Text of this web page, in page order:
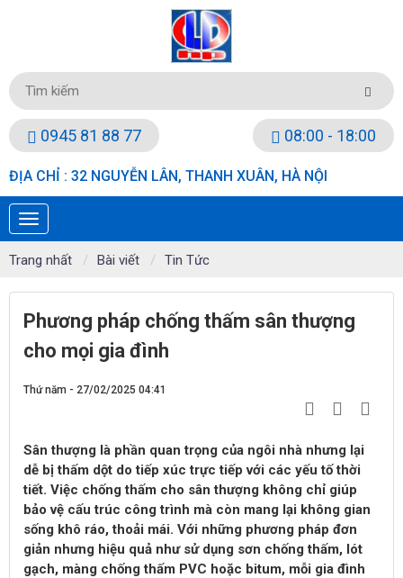
0945 81 88 77 08:00 - 18:00
ĐỊA CHỈ : 32 NGUYỄN LÂN, THANH XUÂN, HÀ NỘI
Trang nhất Bài viết Tin Tức
Phương pháp chống thấm sân thượng
cho mọi gia đình
Thứ năm - 27/02/2025 04:41
Sân thượng là phần quan trọng của ngôi nhà nhưng lại
dễ bị thấm dột do tiếp xúc trực tiếp với các yếu tố thời
tiết. Việc chống thấm cho sân thượng không chỉ giúp
bảo vệ cấu trúc công trình mà còn mang lại không gian
sống khô ráo, thoải mái. Với những phương pháp đơn
giản nhưng hiệu quả như sử dụng sơn chống thấm, lót
gạch, màng chống thấm PVC hoặc bitum, mỗi gia đình